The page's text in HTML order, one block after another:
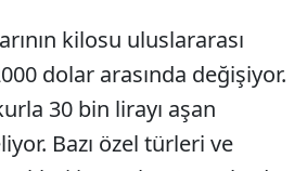
kilosu uluslararası
dolar arasında değişiyor.
30 bin lirayı aşan
Bazı özel türleri ve